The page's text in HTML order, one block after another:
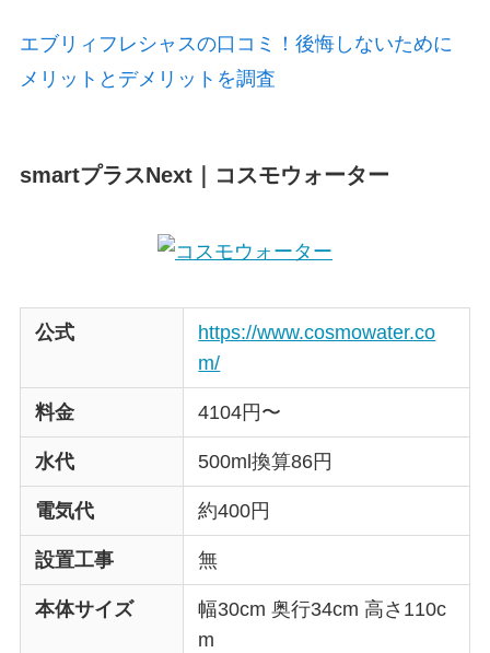
エブリィフレシャスの口コミ！後悔しないために
メリットとデメリットを調査
smartプラスNext｜コスモウォーター
公式
https://www.cosmowater.co
m/
料金 4104円〜
水代 500ml換算86円
電気代 約400円
設置工事 無
本体サイズ
幅30cm 奥行34cm 高さ110c
m